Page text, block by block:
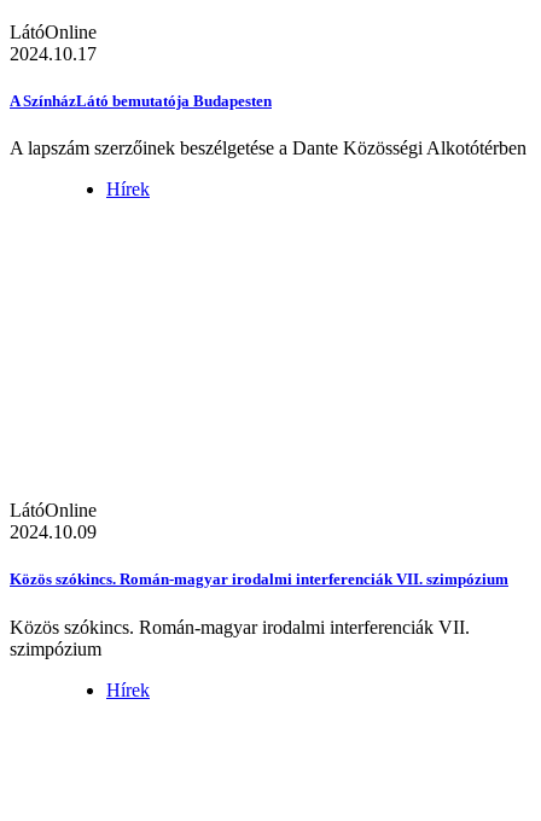
LátóOnline
2024.10.17
A SzínházLátó bemutatója Budapesten
A lapszám szerzőinek beszélgetése a Dante Közösségi Alkotótérben
Hírek
LátóOnline
2024.10.09
Közös szókincs. Román-magyar irodalmi interferenciák VII. szimpózium
Közös szókincs. Román-magyar irodalmi interferenciák VII.
szimpózium
Hírek